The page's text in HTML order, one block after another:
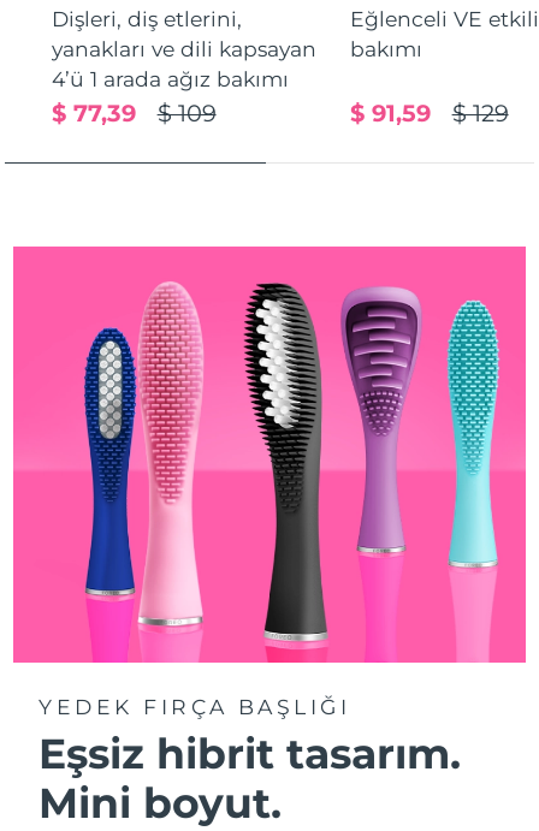
Dişleri, diş etlerini,
yanakları ve dili kapsayan
4’ü 1 arada ağız bakımı
$ 109
$ 77,39
Eğlenceli VE etkili
bakımı
$ 129
$ 91,59
YEDEK FIRÇA BAŞLIĞI
Eşsiz hibrit tasarım.
Mini boyut.
Türkiye Tahmini teslim tarihi 8/11/26
Birleşik Arap
Emirlikleri
Tahmini teslim tarihi
Birleşik Krallık Tahmini teslim tarihi8/10/26
Devletleri
Özbekistan Tahmini teslim tarihi 8/15/26
Vietnam Tahmini teslim tarihi 8/16/26